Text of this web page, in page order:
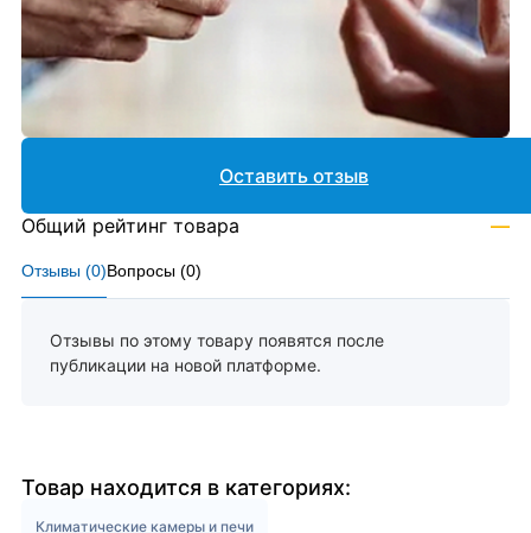
Отзывы (0)Вопросы (0)
Отзывы по этому товару появятся после
публикации на новой платформе.
Оставить отзыв
Общий рейтинг товара —
Товар находится в категориях:
Климатические камеры и печи